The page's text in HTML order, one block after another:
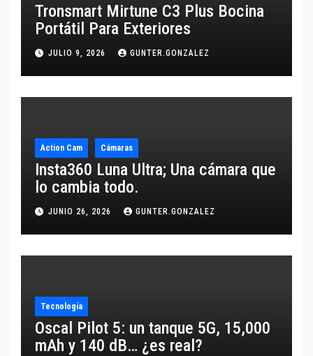
Tronsmart Mirtune C3 Plus Bocina
Portátil Para Exteriores
JULIO 9, 2026 GUNTER.GONZALEZ
Action Cam Cámaras
Insta360 Luna Ultra; Una cámara que
lo cambia todo.
JUNIO 26, 2026 GUNTER.GONZALEZ
Tecnología
Oscal Pilot 5: un tanque 5G, 15,000
mAh y 140 dB… ¿es real?